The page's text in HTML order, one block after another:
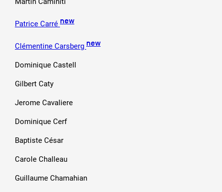
Patrice Carré new
Clémentine Carsberg new
Dominique Castell
Gilbert Caty
Jerome Cavaliere
Dominique Cerf
Baptiste César
Carole Challeau
Guillaume Chamahian